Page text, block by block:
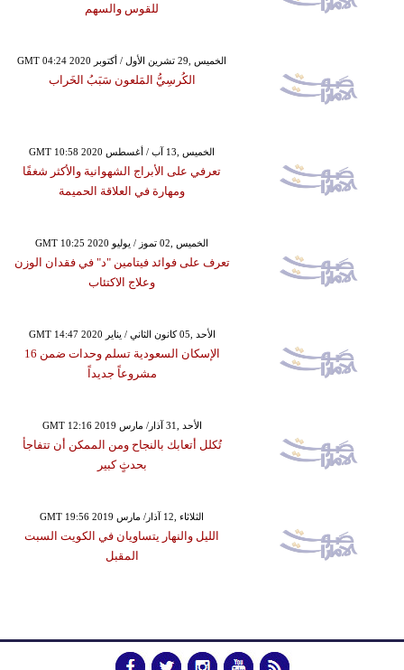
للقوس والسهم
GMT 04:24 2020 الخميس ,29 تشرين الأول / أكتوبر
الكُرسِيُّ المَلعون سَبَبُ الخَراب
GMT 10:58 2020 الخميس ,13 آب / أغسطس
تعرفي على الأبراج الشهوانية والأكثر شغفًا
ومهارة في العلاقة الحميمة
GMT 10:25 2020 الخميس ,02 تموز / يوليو
تعرف على فوائد فيتامين "د" في فقدان الوزن
وعلاج الاكتئاب
GMT 14:47 2020 الأحد ,05 كانون الثاني / يناير
الإسكان السعودية تسلم وحدات ضمن 16
مشروعاً جديداً
GMT 12:16 2019 الأحد ,31 آذار/ مارس
تُكلل أتعابك بالنجاح ومن الممكن أن تتفاجأ
بحدثٍ كبير
GMT 19:56 2019 الثلاثاء ,12 آذار/ مارس
الليل والنهار يتساويان في الكويت السبت
المقبل